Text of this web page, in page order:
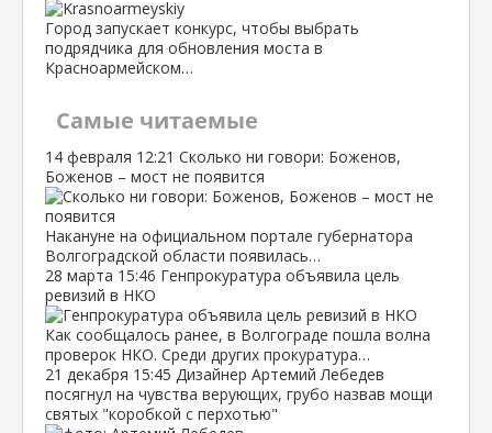
Город запускает конкурс, чтобы выбрать
подрядчика для обновления моста в
Красноармейском…
Самые читаемые
14 февраля 12:21 Сколько ни говори: Боженов,
Боженов – мост не появится
Накануне на официальном портале губернатора
Волгоградской области появилась…
28 марта 15:46 Генпрокуратура объявила цель
ревизий в НКО
Как сообщалось ранее, в Волгограде пошла волна
проверок НКО. Среди других прокуратура…
21 декабря 15:45 Дизайнер Артемий Лебедев
посягнул на чувства верующих, грубо назвав мощи
святых "коробкой с перхотью"